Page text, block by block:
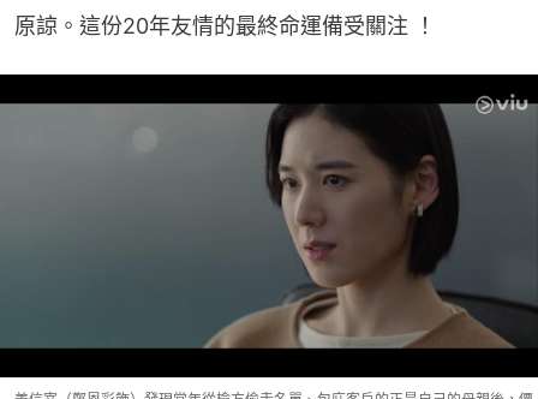
原諒。這份20年友情的最終命運備受關注 ！